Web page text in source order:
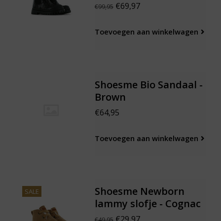
€99,95€69,97
Toevoegen aan winkelwagen
Shoesme Bio Sandaal -
Brown
€64,95
Toevoegen aan winkelwagen
SALE
Shoesme Newborn
lammy slofje - Cognac